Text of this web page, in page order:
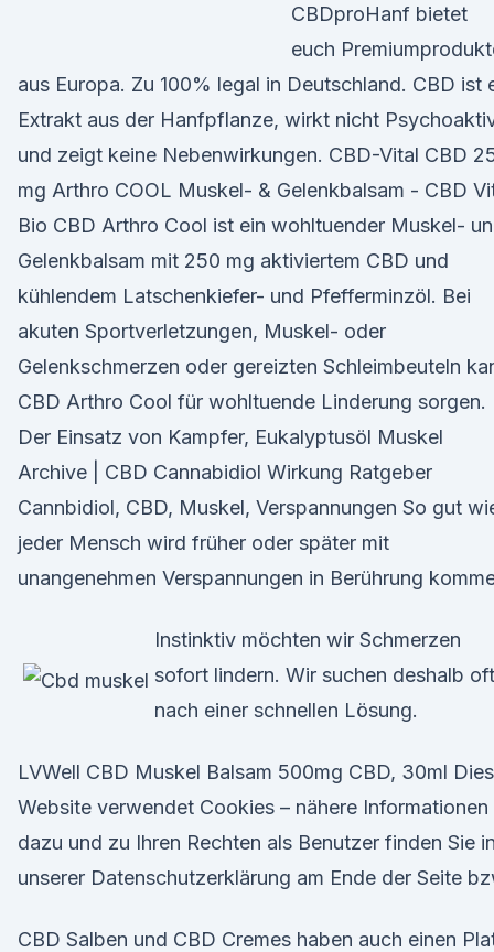
CBDproHanf bietet
euch
aus Europa. Zu 100% legal in Deutschland. CBD ist
Extrakt aus der Hanfpflanze, wirkt nicht
und zeigt keine Nebenwirkungen. CBD-Vital CBD
mg Arthro COOL Muskel- & Gelenkbalsam - CBD
Bio CBD Arthro Cool ist ein wohltuender Muskel-
Gelenkbalsam mit 250 mg aktiviertem CBD und
kühlendem Latschenkiefer- und Pfefferminzöl. Bei
akuten Sportverletzungen, Muskel- oder
Gelenkschmerzen oder gereizten Schleimbeuteln
CBD Arthro Cool für wohltuende Linderung sorgen.
Der Einsatz von Kampfer, Eukalyptusöl Muskel
Archive | CBD Cannabidiol Wirkung Ratgeber
Cannbidiol, CBD, Muskel, Verspannungen So gut
jeder Mensch wird früher oder später mit
unangenehmen Verspannungen in Berührung
Instinktiv möchten wir Schmerzen
sofort lindern. Wir suchen deshalb oft
nach einer schnellen Lösung.
LVWell CBD Muskel Balsam 500mg CBD, 30ml
Website verwendet Cookies – nähere Informationen
dazu und zu Ihren Rechten als Benutzer finden Sie in
unserer Datenschutzerklärung am Ende der Seite
CBD Salben und CBD Cremes haben auch einen